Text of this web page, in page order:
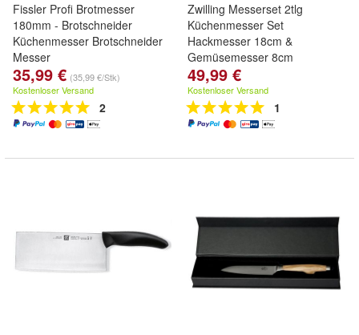
Fissler Profi Brotmesser
180mm - Brotschneider
Küchenmesser Brotschneider
Messer
35,99 € (35,99 €/Stk)
Kostenloser Versand
2
Zwilling Messerset 2tlg
Küchenmesser Set
Hackmesser 18cm &
Gemüsemesser 8cm
49,99 €
Kostenloser Versand
1